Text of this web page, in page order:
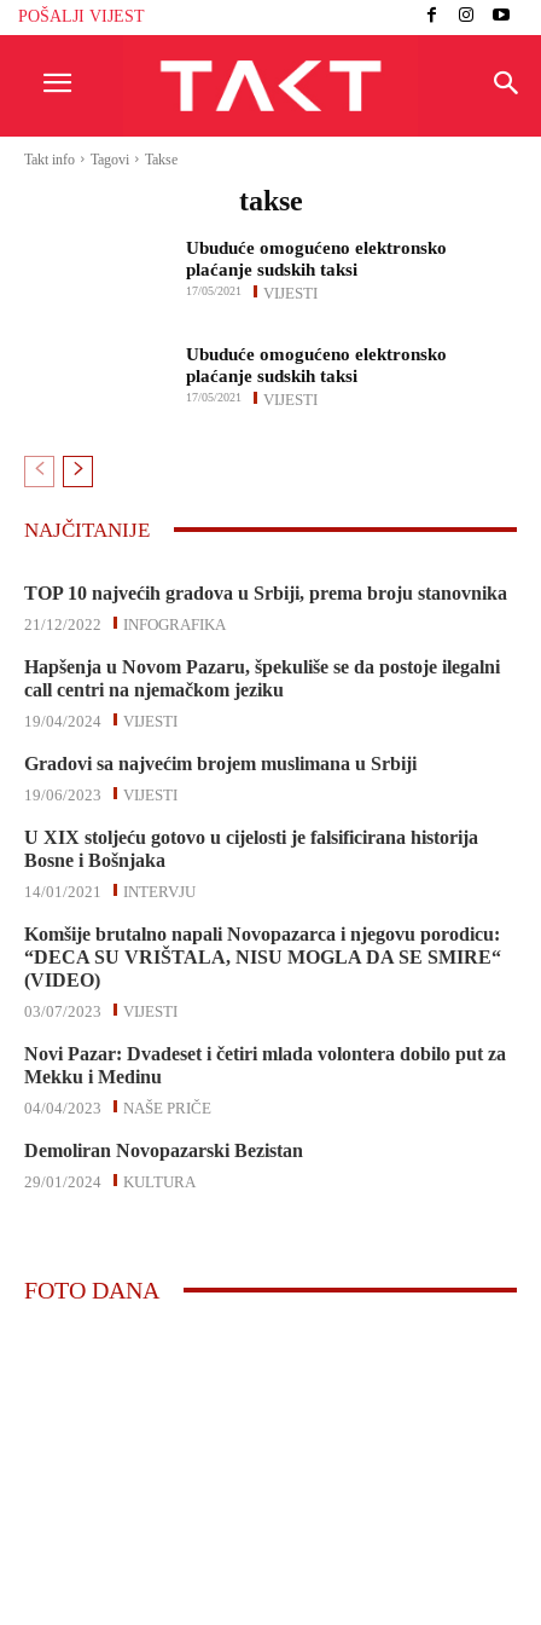
POŠALJI VIJEST
Takt info Tagovi Takse
takse
Ubuduće omogućeno elektronsko
plaćanje sudskih taksi
VIJESTI
17/05/2021
Ubuduće omogućeno elektronsko
plaćanje sudskih taksi
VIJESTI
17/05/2021
NAJČITANIJE
TOP 10 najvećih gradova u Srbiji, prema broju stanovnika
INFOGRAFIKA
21/12/2022
Hapšenja u Novom Pazaru, špekuliše se da postoje ilegalni
call centri na njemačkom jeziku
VIJESTI
19/04/2024
Gradovi sa najvećim brojem muslimana u Srbiji
VIJESTI
19/06/2023
U XIX stoljeću gotovo u cijelosti je falsificirana historija
Bosne i Bošnjaka
INTERVJU
14/01/2021
Komšije brutalno napali Novopazarca i njegovu porodicu:
“DECA SU VRIŠTALA, NISU MOGLA DA SE SMIRE“
(VIDEO)
VIJESTI
03/07/2023
Novi Pazar: Dvadeset i četiri mlada volontera dobilo put za
Mekku i Medinu
NAŠE PRIČE
04/04/2023
Demoliran Novopazarski Bezistan
KULTURA
29/01/2024
FOTO DANA